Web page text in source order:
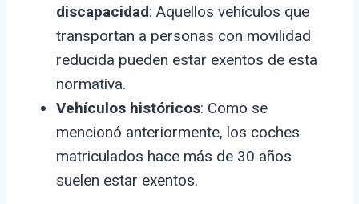
discapacidad: Aquellos vehículos que
transportan a personas con movilidad
reducida pueden estar exentos de esta
normativa.
Vehículos históricos: Como se
mencionó anteriormente, los coches
matriculados hace más de 30 años
suelen estar exentos.